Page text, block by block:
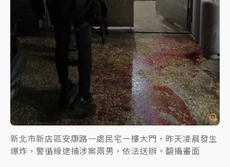
新北市新店區安康路一處民宅一樓大門，昨天凌晨發生
爆炸，警循線逮捕涉案兩男，依法送辦。翻攝畫面